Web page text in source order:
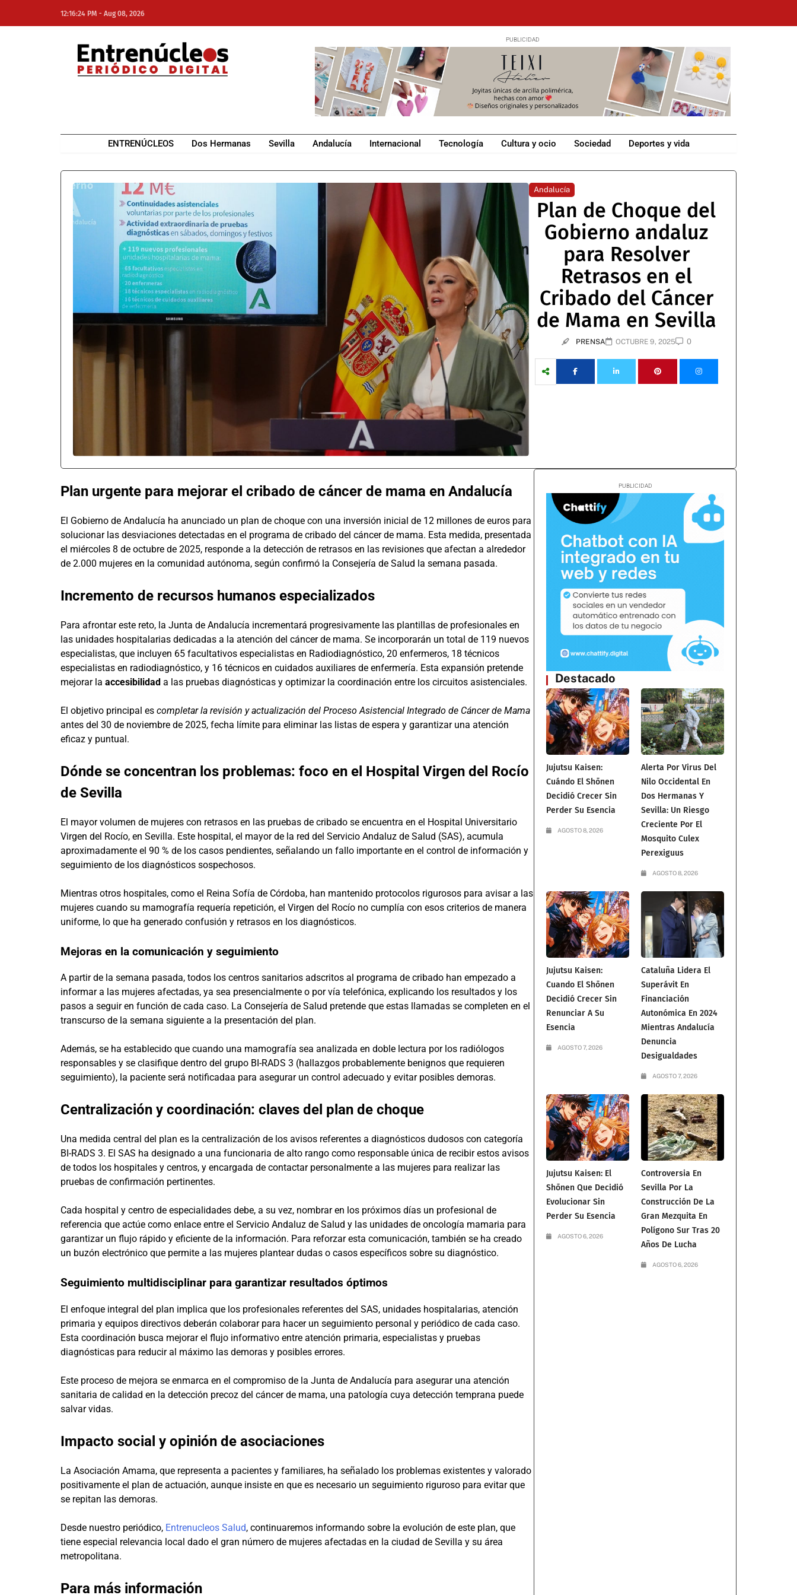
12:16:24 PM - Aug 08, 2026
ENTRENÚCLEOS Dos Hermanas Sevilla Andalucía Internacional Tecnología Cultura y ocio Sociedad Deportes y vida
Andalucía
Plan de Choque del
Gobierno andaluz
para Resolver
Retrasos en el
Cribado del Cáncer
de Mama en Sevilla
PRENSA OCTUBRE 9, 2025 0
Plan urgente para mejorar el cribado de cáncer de mama en Andalucía
El Gobierno de Andalucía ha anunciado un plan de choque con una inversión inicial de 12 millones de euros para
solucionar las desviaciones detectadas en el programa de cribado del cáncer de mama. Esta medida, presentada
el miércoles 8 de octubre de 2025, responde a la detección de retrasos en las revisiones que afectan a alrededor
de 2.000 mujeres en la comunidad autónoma, según confirmó la Consejería de Salud la semana pasada.
Incremento de recursos humanos especializados
Para afrontar este reto, la Junta de Andalucía incrementará progresivamente las plantillas de profesionales en
las unidades hospitalarias dedicadas a la atención del cáncer de mama. Se incorporarán un total de 119 nuevos
especialistas, que incluyen 65 facultativos especialistas en Radiodiagnóstico, 20 enfermeros, 18 técnicos
especialistas en radiodiagnóstico, y 16 técnicos en cuidados auxiliares de enfermería. Esta expansión pretende
mejorar la accesibilidad a las pruebas diagnósticas y optimizar la coordinación entre los circuitos asistenciales.
El objetivo principal es completar la revisión y actualización del Proceso Asistencial Integrado de Cáncer de Mama
antes del 30 de noviembre de 2025, fecha límite para eliminar las listas de espera y garantizar una atención
eficaz y puntual.
Dónde se concentran los problemas: foco en el Hospital Virgen del Rocío
de Sevilla
El mayor volumen de mujeres con retrasos en las pruebas de cribado se encuentra en el Hospital Universitario
Virgen del Rocío, en Sevilla. Este hospital, el mayor de la red del Servicio Andaluz de Salud (SAS), acumula
aproximadamente el 90 % de los casos pendientes, señalando un fallo importante en el control de información y
seguimiento de los diagnósticos sospechosos.
Mientras otros hospitales, como el Reina Sofía de Córdoba, han mantenido protocolos rigurosos para avisar a las
mujeres cuando su mamografía requería repetición, el Virgen del Rocío no cumplía con esos criterios de manera
uniforme, lo que ha generado confusión y retrasos en los diagnósticos.
Mejoras en la comunicación y seguimiento
A partir de la semana pasada, todos los centros sanitarios adscritos al programa de cribado han empezado a
informar a las mujeres afectadas, ya sea presencialmente o por vía telefónica, explicando los resultados y los
pasos a seguir en función de cada caso. La Consejería de Salud pretende que estas llamadas se completen en el
transcurso de la semana siguiente a la presentación del plan.
Además, se ha establecido que cuando una mamografía sea analizada en doble lectura por los radiólogos
responsables y se clasifique dentro del grupo BI-RADS 3 (hallazgos probablemente benignos que requieren
seguimiento), la paciente será notificadaa para asegurar un control adecuado y evitar posibles demoras.
Centralización y coordinación: claves del plan de choque
Una medida central del plan es la centralización de los avisos referentes a diagnósticos dudosos con categoría
BI-RADS 3. El SAS ha designado a una funcionaria de alto rango como responsable única de recibir estos avisos
de todos los hospitales y centros, y encargada de contactar personalmente a las mujeres para realizar las
pruebas de confirmación pertinentes.
Cada hospital y centro de especialidades debe, a su vez, nombrar en los próximos días un profesional de
referencia que actúe como enlace entre el Servicio Andaluz de Salud y las unidades de oncología mamaria para
garantizar un flujo rápido y eficiente de la información. Para reforzar esta comunicación, también se ha creado
un buzón electrónico que permite a las mujeres plantear dudas o casos específicos sobre su diagnóstico.
Seguimiento multidisciplinar para garantizar resultados óptimos
El enfoque integral del plan implica que los profesionales referentes del SAS, unidades hospitalarias, atención
primaria y equipos directivos deberán colaborar para hacer un seguimiento personal y periódico de cada caso.
Esta coordinación busca mejorar el flujo informativo entre atención primaria, especialistas y pruebas
diagnósticas para reducir al máximo las demoras y posibles errores.
Este proceso de mejora se enmarca en el compromiso de la Junta de Andalucía para asegurar una atención
sanitaria de calidad en la detección precoz del cáncer de mama, una patología cuya detección temprana puede
salvar vidas.
Impacto social y opinión de asociaciones
La Asociación Amama, que representa a pacientes y familiares, ha señalado los problemas existentes y valorado
positivamente el plan de actuación, aunque insiste en que es necesario un seguimiento riguroso para evitar que
se repitan las demoras.
Desde nuestro periódico, Entrenucleos Salud, continuaremos informando sobre la evolución de este plan, que
tiene especial relevancia local dado el gran número de mujeres afectadas en la ciudad de Sevilla y su área
metropolitana.
Para más información
Destacado
Jujutsu Kaisen:
Cuándo El Shōnen
Decidió Crecer Sin
Perder Su Esencia
AGOSTO 8, 2026
Alerta Por Virus Del
Nilo Occidental En
Dos Hermanas Y
Sevilla: Un Riesgo
Creciente Por El
Mosquito Culex
Perexiguus
AGOSTO 8, 2026
Jujutsu Kaisen:
Cuando El Shōnen
Decidió Crecer Sin
Renunciar A Su
Esencia
AGOSTO 7, 2026
Cataluña Lidera El
Superávit En
Financiación
Autonómica En 2024
Mientras Andalucía
Denuncia
Desigualdades
AGOSTO 7, 2026
Jujutsu Kaisen: El
Shōnen Que Decidió
Evolucionar Sin
Perder Su Esencia
AGOSTO 6, 2026
Controversia En
Sevilla Por La
Construcción De La
Gran Mezquita En
Polígono Sur Tras 20
Años De Lucha
AGOSTO 6, 2026